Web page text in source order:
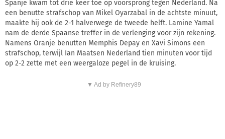
Spanje kwam tot drie keer toe op voorsprong tegen Nederland. Na
een benutte strafschop van Mikel Oyarzabal in de achtste minuut,
maakte hij ook de 2-1 halverwege de tweede helft. Lamine Yamal
nam de derde Spaanse treffer in de verlenging voor zijn rekening.
Namens Oranje benutten Memphis Depay en Xavi Simons een
strafschop, terwijl Ian Maatsen Nederland tien minuten voor tijd
op 2-2 zette met een weergaloze pegel in de kruising.
▼ Ad by Refinery89